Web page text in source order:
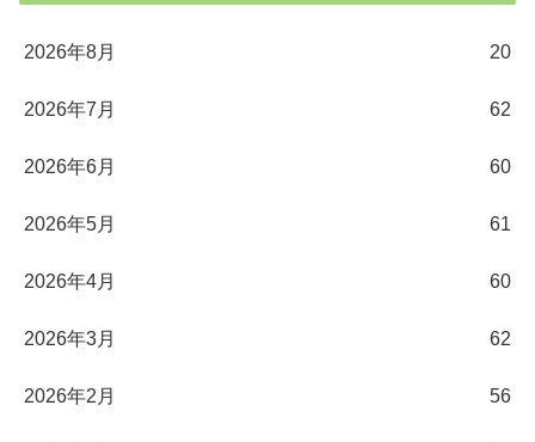
2026年8月 20
2026年7月 62
2026年6月 60
2026年5月 61
2026年4月 60
2026年3月 62
2026年2月 56